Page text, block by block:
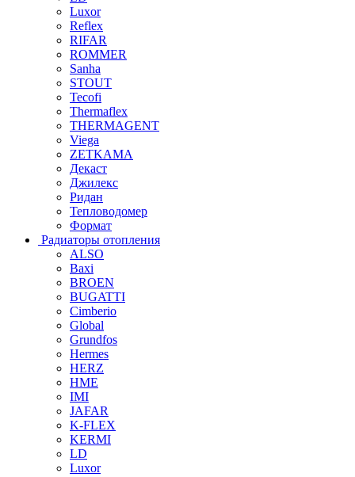
Luxor
Reflex
RIFAR
ROMMER
Sanha
STOUT
Tecofi
Thermaflex
THERMAGENT
Viega
ZETKAMA
Декаст
Джилекс
Ридан
Тепловодомер
Формат
Радиаторы отопления
ALSO
Baxi
BROEN
BUGATTI
Cimberio
Global
Grundfos
Hermes
HERZ
HME
IMI
JAFAR
K-FLEX
KERMI
LD
Luxor